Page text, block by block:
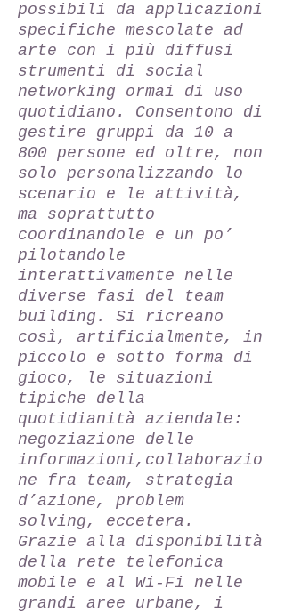
possibili da applicazioni
specifiche mescolate ad
arte con i più diffusi
strumenti di social
networking ormai di uso
quotidiano. Consentono di
gestire gruppi da 10 a
800 persone ed oltre, non
solo personalizzando lo
scenario e le attività,
ma soprattutto
coordinandole e un po’
pilotandole
interattivamente nelle
diverse fasi del team
building. Si ricreano
così, artificialmente, in
piccolo e sotto forma di
gioco, le situazioni
tipiche della
quotidianità aziendale:
negoziazione delle
informazioni,collaborazio
ne fra team, strategia
d’azione, problem
solving, eccetera.
Grazie alla disponibilità
della rete telefonica
mobile e al Wi-Fi nelle
grandi aree urbane, i